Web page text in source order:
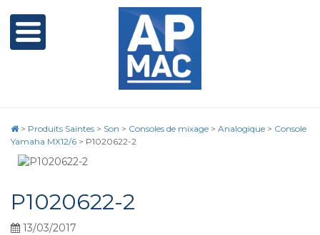
> Produits Saintes > Son > Consoles de mixage > Analogique > Console
Yamaha MX12/6 > P1020622-2
P1020622-2
13/03/2017